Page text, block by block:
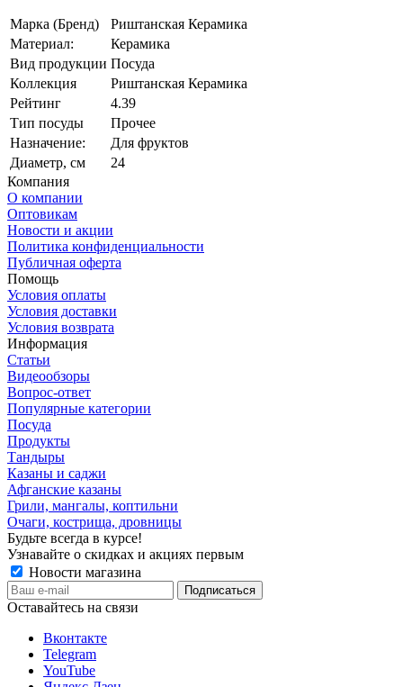
Марка (Бренд)
Риштанская Керамика
Материал:
Керамика
Вид продукции Посуда
Коллекция
Риштанская Керамика
Рейтинг
4.39
Тип посуды
Прочее
Назначение:
Для фруктов
Диаметр, см
24
Компания
О компании
Оптовикам
Новости и акции
Политика конфиденциальности
Публичная оферта
Помощь
Условия оплаты
Условия доставки
Условия возврата
Информация
Статьи
Видеообзоры
Вопрос-ответ
Популярные категории
Посуда
Продукты
Тандыры
Казаны и саджи
Афганские казаны
Грили, мангалы, коптильни
Очаги, кострища, дровницы
Будьте всегда в курсе!
Узнавайте о скидках и акциях первым
Новости магазина
Оставайтесь на связи
Вконтакте
Telegram
YouTube